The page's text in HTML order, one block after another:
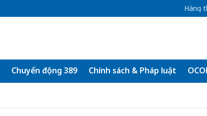
Hàng
Chuyển động 389 Chính sách & Pháp luật